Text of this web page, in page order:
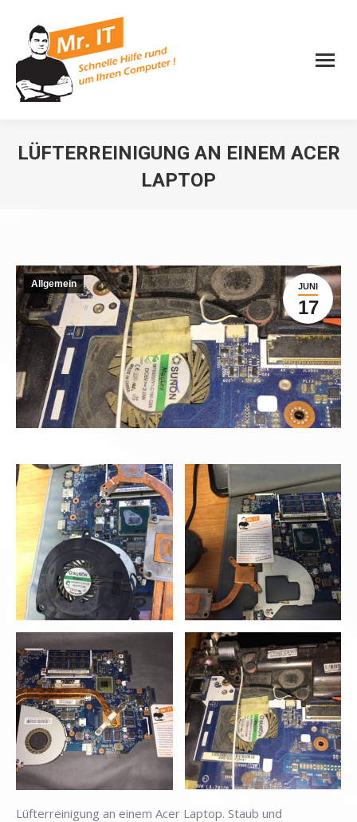
LÜFTERREINIGUNG AN EINEM ACER
LAPTOP
JUNI
17
Allgemein
Lüfterreinigung an einem Acer Laptop. Staub und